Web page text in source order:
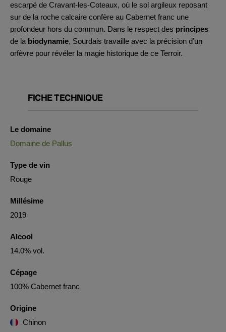
escarpé de Cravant-les-Coteaux, où le sol argileux reposant
sur de la roche calcaire confère au Cabernet franc une
profondeur hors du commun. Dans le respect des principes
de la biodynamie, Sourdais travaille avec la précision d’un
orfèvre pour révéler la magie historique de ce Terroir.
FICHE TECHNIQUE
Le domaine
Domaine de Pallus
Type de vin
Rouge
Millésime
2019
Alcool
14.0% vol.
Cépage
100% Cabernet franc
Origine
Chinon